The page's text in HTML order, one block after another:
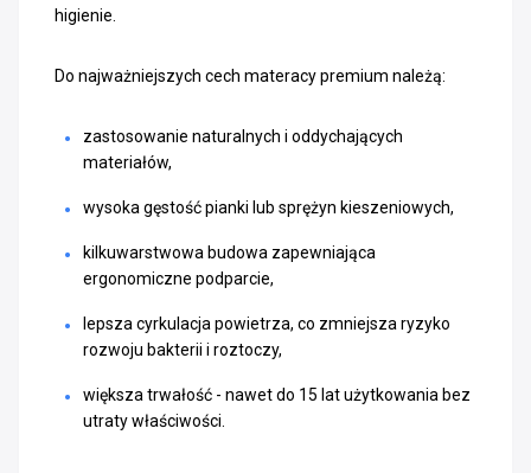
higienie.
Do najważniejszych cech materacy premium należą:
zastosowanie naturalnych i oddychających
materiałów,
wysoka gęstość pianki lub sprężyn kieszeniowych,
kilkuwarstwowa budowa zapewniająca
ergonomiczne podparcie,
lepsza cyrkulacja powietrza, co zmniejsza ryzyko
rozwoju bakterii i roztoczy,
większa trwałość - nawet do 15 lat użytkowania bez
utraty właściwości.